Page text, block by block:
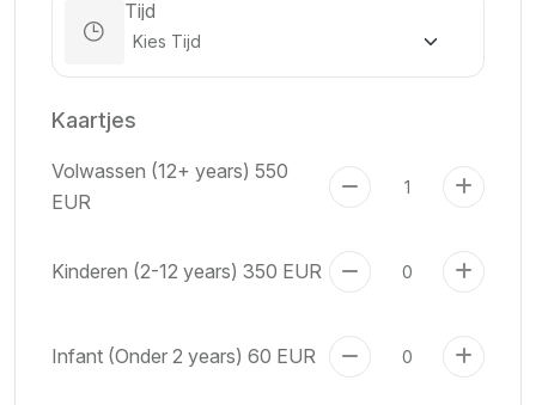
Tijd
Kaartjes
Volwassen (12+ years) 550
EUR
Kinderen (2-12 years) 350 EUR
Infant (Onder 2 years) 60 EUR